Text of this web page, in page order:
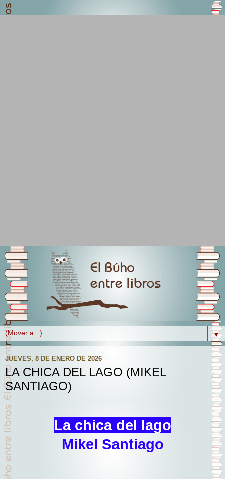
▼
JUEVES, 8 DE ENERO DE 2026
LA CHICA DEL LAGO (MIKEL
SANTIAGO)
La chica del lago
Mikel Santiago